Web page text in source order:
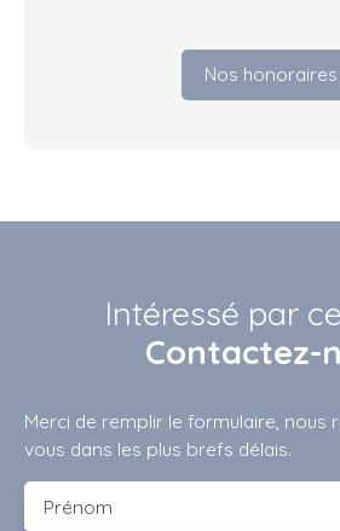
Nos honoraires
Intéressé par
Contactez-
Merci de remplir le formulaire, nous
vous dans les plus brefs délais.
Prénom